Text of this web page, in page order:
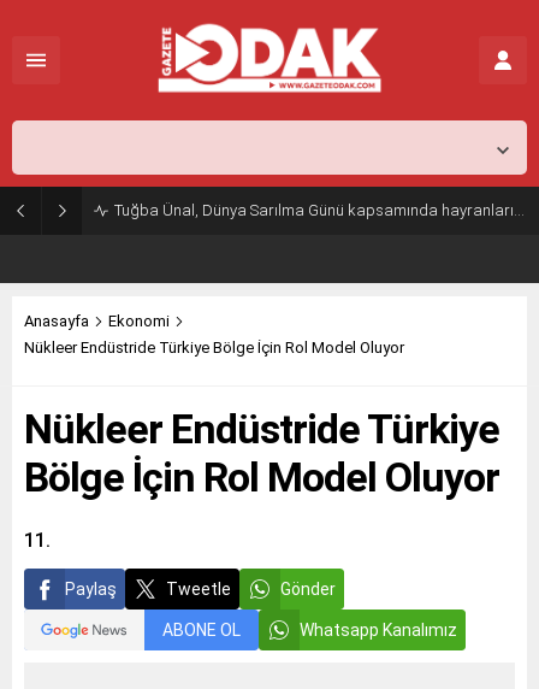
Tuğba Ünal, Dünya Sarılma Günü kapsamında hayranlarıyla buluştu
Anasayfa
Ekonomi
Nükleer Endüstride Türkiye Bölge İçin Rol Model Oluyor
Nükleer Endüstride Türkiye
Bölge İçin Rol Model Oluyor
11.
Paylaş Tweetle Gönder
ABONE OL Whatsapp Kanalımız